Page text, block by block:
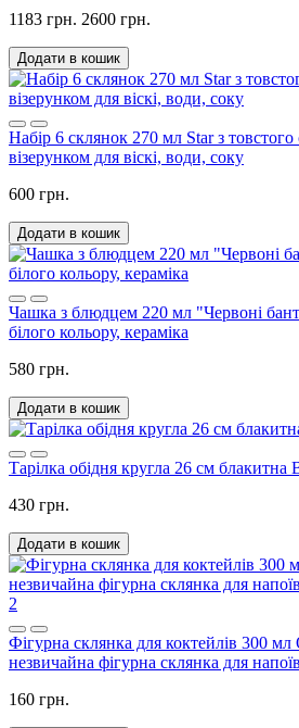
1183 грн. 2600 грн.
Додати в кошик
Набір 6 склянок 270 мл Star з
візерунком для віскі, води, соку
600 грн.
Додати в кошик
Чашка з блюдцем 220 мл "Червоні
білого кольору, кераміка
580 грн.
Додати в кошик
Тарілка обідня кругла 26 см блакитна
430 грн.
Додати в кошик
2
Фігурна склянка для коктейлів 300 мл
незвичайна фігурна склянка для напоїв
160 грн.